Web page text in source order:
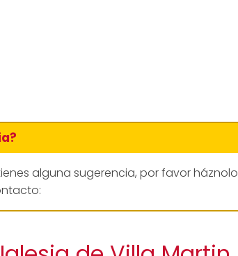
alguna sugerencia, por favor háznolo